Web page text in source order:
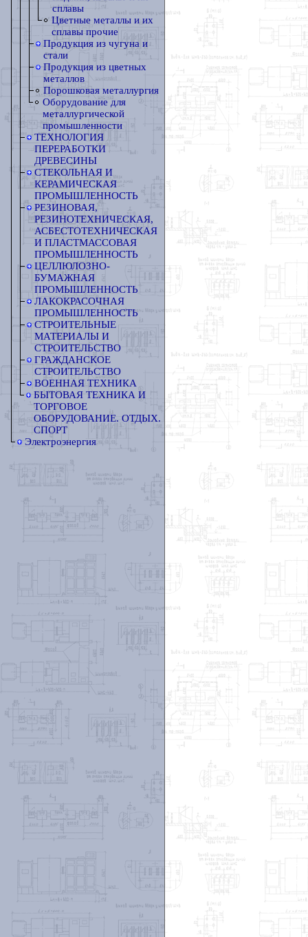
сплавы
Цветные металлы и их
сплавы прочие
Продукция из чугуна и
стали
Продукция из цветных
металлов
Порошковая металлургия
Оборудование для
металлургической
промышленности
ТЕХНОЛОГИЯ
ПЕРЕРАБОТКИ
ДРЕВЕСИНЫ
СТЕКОЛЬНАЯ И
КЕРАМИЧЕСКАЯ
ПРОМЫШЛЕННОСТЬ
РЕЗИНОВАЯ,
РЕЗИНОТЕХНИЧЕСКАЯ,
АСБЕСТОТЕХНИЧЕСКАЯ
И ПЛАСТМАССОВАЯ
ПРОМЫШЛЕННОСТЬ
ЦЕЛЛЮЛОЗНО-
БУМАЖНАЯ
ПРОМЫШЛЕННОСТЬ
ЛАКОКРАСОЧНАЯ
ПРОМЫШЛЕННОСТЬ
СТРОИТЕЛЬНЫЕ
МАТЕРИАЛЫ И
СТРОИТЕЛЬСТВО
ГРАЖДАНСКОЕ
СТРОИТЕЛЬСТВО
ВОЕННАЯ ТЕХНИКА
БЫТОВАЯ ТЕХНИКА И
ТОРГОВОЕ
ОБОРУДОВАНИЕ. ОТДЫХ.
СПОРТ
Электроэнергия